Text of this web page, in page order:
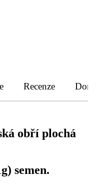
Recenze
obří plochá
semen.